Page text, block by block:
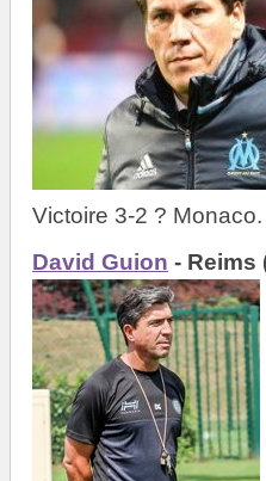
Victoire 3-2 ? Monaco.
David Guion - Reims